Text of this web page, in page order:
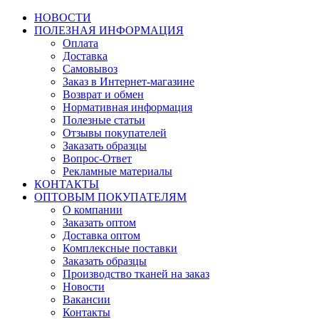
НОВОСТИ
ПОЛЕЗНАЯ ИНФОРМАЦИЯ
Оплата
Доставка
Самовывоз
Заказ в Интернет-магазине
Возврат и обмен
Нормативная информация
Полезные статьи
Отзывы покупателей
Заказать образцы
Вопрос-Ответ
Рекламные материалы
КОНТАКТЫ
ОПТОВЫМ ПОКУПАТЕЛЯМ
О компании
Заказать оптом
Доставка оптом
Комплексные поставки
Заказать образцы
Производство тканей на заказ
Новости
Вакансии
Контакты